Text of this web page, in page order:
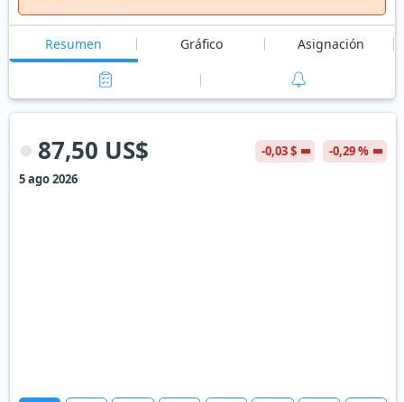
Resumen Gráfico Asignación
87,50 US$ -0,03 $
-0,29 %
5 ago 2026